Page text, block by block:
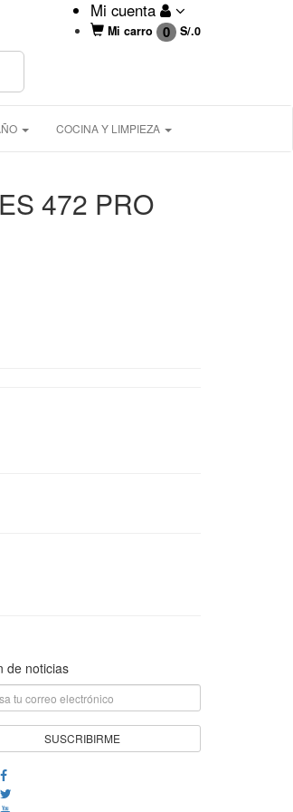
Mi cuenta
Mi carro 0 S/.0
COCINA Y LIMPIEZA
472 PRO
de noticias